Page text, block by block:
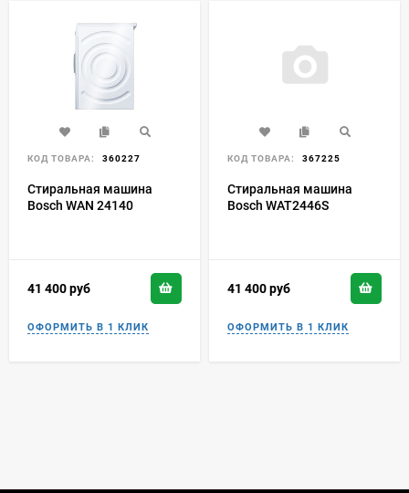
КОД ТОВАРА: 360227
Стиральная машина
Bosch WAN 24140
41 400руб
КОД ТОВАРА: 367225
Стиральная машина
Bosch WAT2446S
41 400руб